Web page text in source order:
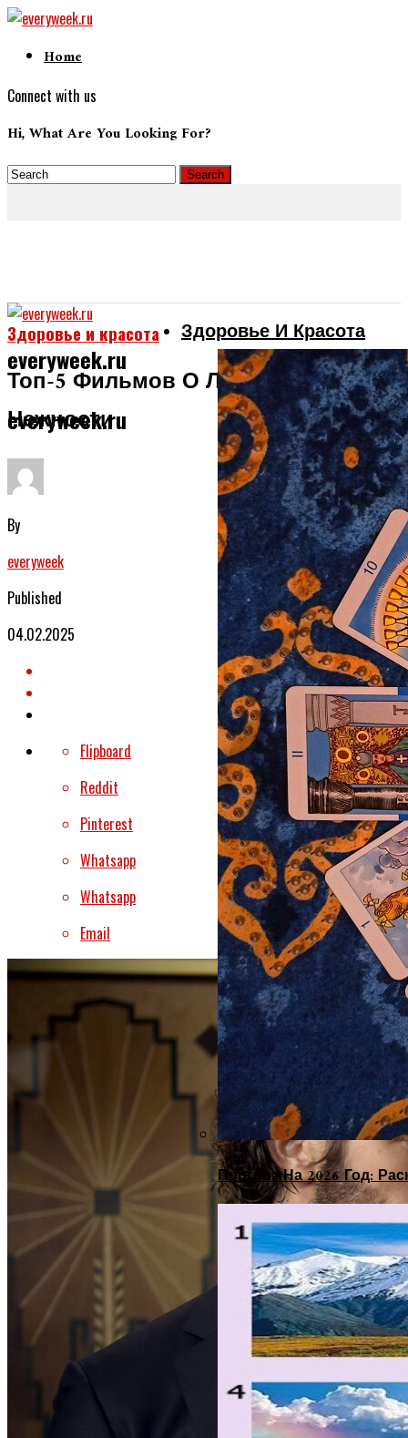
Home
Connect with us
Hi, What Are You Looking For?
everyweek.ru
everyweek.ru
Здоровье И Красота
Прогноз На 2026 Год:
Здоровье и красота
Топ-5 Фильмов О Любви И
Нежности
By
everyweek
Published
04.02.2025
Flipboard
Reddit
Pinterest
Whatsapp
Whatsapp
Email